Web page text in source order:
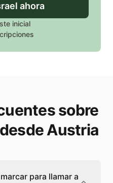
ahora
inicial
sobre
Austria
para llamar a